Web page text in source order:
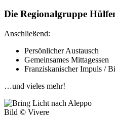
Die Regionalgruppe
Anschließend:
Persönlicher Austausch
Gemeinsames Mittagessen
Franziskanischer Impuls /
…und vieles mehr!
Bild © Vivere